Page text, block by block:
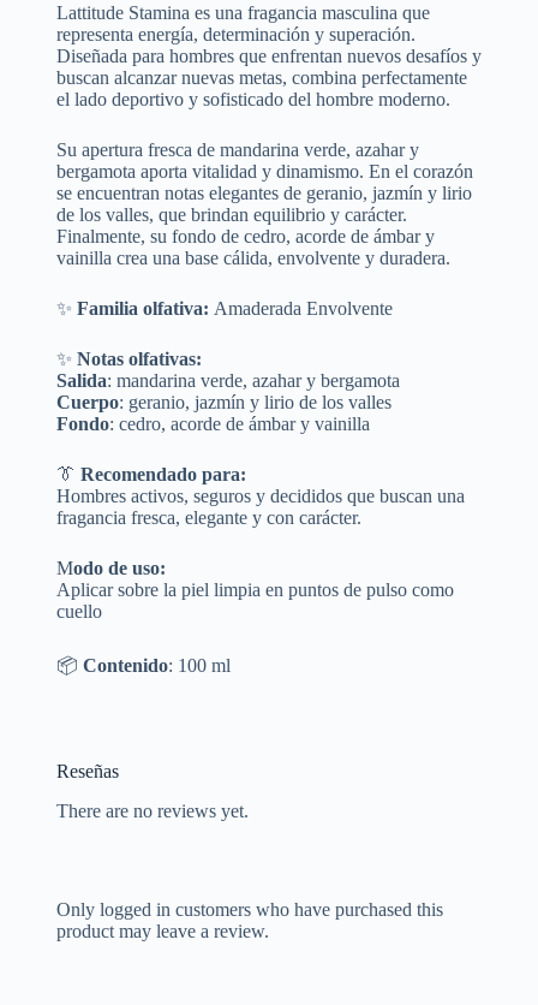
Lattitude Stamina es una fragancia masculina que
representa energía, determinación y superación.
Diseñada para hombres que enfrentan nuevos desafíos y
buscan alcanzar nuevas metas, combina perfectamente
el lado deportivo y sofisticado del hombre moderno.
Su apertura fresca de mandarina verde, azahar y
bergamota aporta vitalidad y dinamismo. En el corazón
se encuentran notas elegantes de geranio, jazmín y lirio
de los valles, que brindan equilibrio y carácter.
Finalmente, su fondo de cedro, acorde de ámbar y
vainilla crea una base cálida, envolvente y duradera.
✨ Familia olfativa: Amaderada Envolvente
✨ Notas olfativas:
Salida: mandarina verde, azahar y bergamota
Cuerpo: geranio, jazmín y lirio de los valles
Fondo: cedro, acorde de ámbar y vainilla
👔 Recomendado para:
Hombres activos, seguros y decididos que buscan una
fragancia fresca, elegante y con carácter.
Modo de uso:
Aplicar sobre la piel limpia en puntos de pulso como
cuello
📦 Contenido: 100 ml
Reseñas
There are no reviews yet.
Only logged in customers who have purchased this
product may leave a review.